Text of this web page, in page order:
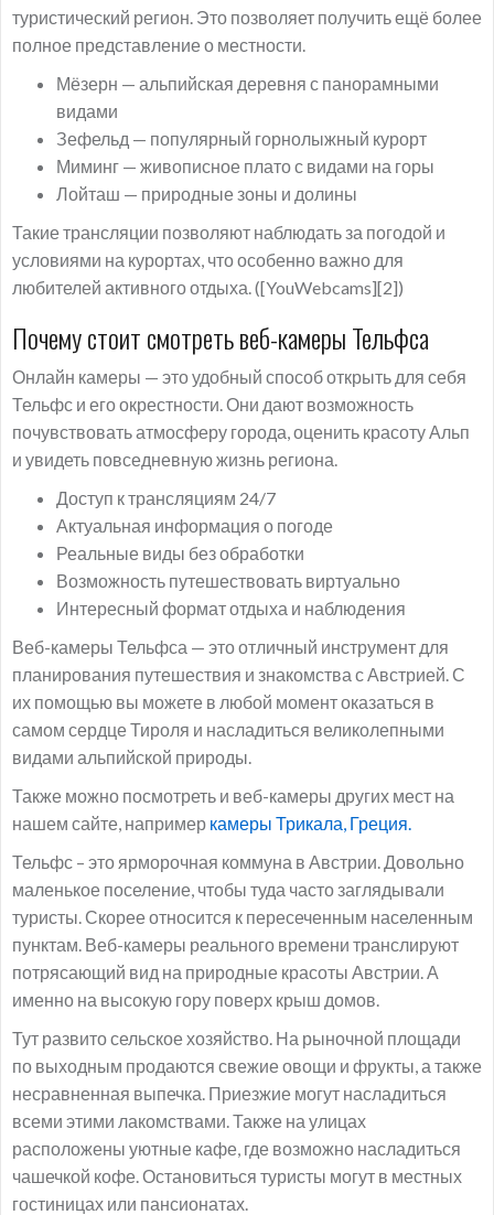
туристический регион. Это позволяет получить ещё более
полное представление о местности.
Мёзерн — альпийская деревня с панорамными
видами
Зефельд — популярный горнолыжный курорт
Миминг — живописное плато с видами на горы
Лойташ — природные зоны и долины
Такие трансляции позволяют наблюдать за погодой и
условиями на курортах, что особенно важно для
любителей активного отдыха. ([YouWebcams][2])
Почему стоит смотреть веб-камеры Тельфса
Онлайн камеры — это удобный способ открыть для себя
Тельфс и его окрестности. Они дают возможность
почувствовать атмосферу города, оценить красоту Альп
и увидеть повседневную жизнь региона.
Доступ к трансляциям 24/7
Актуальная информация о погоде
Реальные виды без обработки
Возможность путешествовать виртуально
Интересный формат отдыха и наблюдения
Веб-камеры Тельфса — это отличный инструмент для
планирования путешествия и знакомства с Австрией. С
их помощью вы можете в любой момент оказаться в
самом сердце Тироля и насладиться великолепными
видами альпийской природы.
Также можно посмотреть и веб-камеры других мест на
нашем сайте, например камеры Трикала, Греция.
Тельфс – это ярморочная коммуна в Австрии. Довольно
маленькое поселение, чтобы туда часто заглядывали
туристы. Скорее относится к пересеченным населенным
пунктам. Веб-камеры реального времени транслируют
потрясающий вид на природные красоты Австрии. А
именно на высокую гору поверх крыш домов.
Тут развито сельское хозяйство. На рыночной площади
по выходным продаются свежие овощи и фрукты, а также
несравненная выпечка. Приезжие могут насладиться
всеми этими лакомствами. Также на улицах
расположены уютные кафе, где возможно насладиться
чашечкой кофе. Остановиться туристы могут в местных
гостиницах или пансионатах.